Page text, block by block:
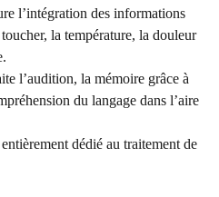
l’intégration des informations
la température, la douleur
l’audition, la mémoire grâce à
du langage dans l’aire
dédié au traitement de